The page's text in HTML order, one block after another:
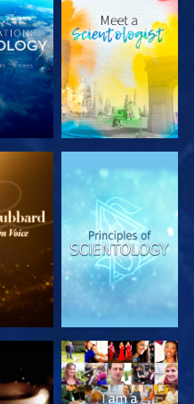
DE
VERKEN DE
SERIE
DE
KIJK